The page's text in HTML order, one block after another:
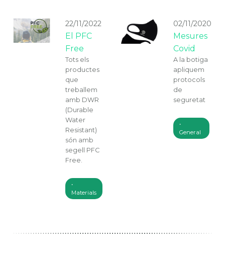
22/11/2022
El PFC
Free
Tots els
productes
que
treballem
amb DWR
(Durable
Water
Resistant)
són amb
segell PFC
Free.
Materials
02/11/2020
Mesures
Covid
A la botiga
apliquem
protocols
de
seguretat
General